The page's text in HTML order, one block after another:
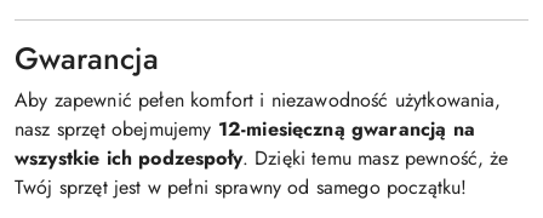
Gwarancja
Aby zapewnić pełen komfort i niezawodność użytkowania,
nasz sprzęt obejmujemy 12-miesięczną gwarancją na
wszystkie ich podzespoły. Dzięki temu masz pewność, że
Twój sprzęt jest w pełni sprawny od samego początku!